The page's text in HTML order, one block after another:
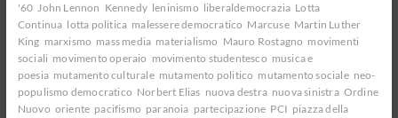
'60 John Lennon Kennedy leninismo liberaldemocrazia Lotta
Continua lotta politica malessere democratico Marcuse Martin Luther
King marxismo mass media materialismo Mauro Rostagno movimenti
sociali movimento operaio movimento studentesco musica e
poesia mutamento culturale mutamento politico mutamento sociale neo-
populismo democratico Norbert Elias nuova destra nuova sinistra Ordine
Nuovo oriente pacifismo paranoia partecipazione PCI piazza della